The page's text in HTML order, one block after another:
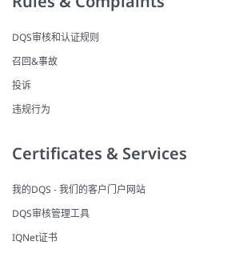
DQS审核和认证规则
召回&事故
投诉
违规行为
Certificates & Services
我的DQS - 我们的客户门户网站
DQS审核管理工具
IQNet证书